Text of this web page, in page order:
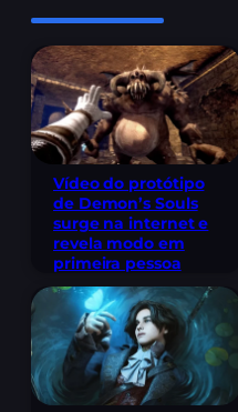
Vídeo do protótipo
de Demon’s Souls
surge na internet e
revela modo em
primeira pessoa